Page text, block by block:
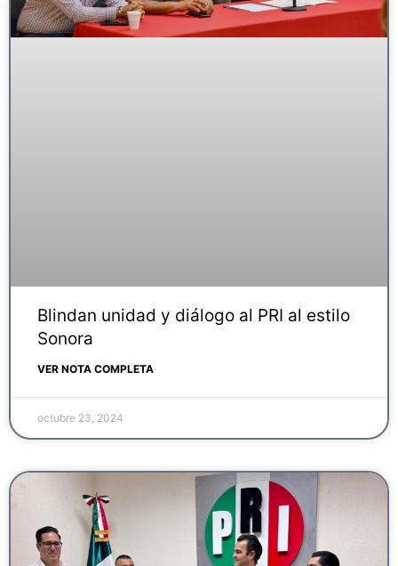
Blindan unidad y diálogo al PRI al estilo
Sonora
VER NOTA COMPLETA
octubre 23, 2024